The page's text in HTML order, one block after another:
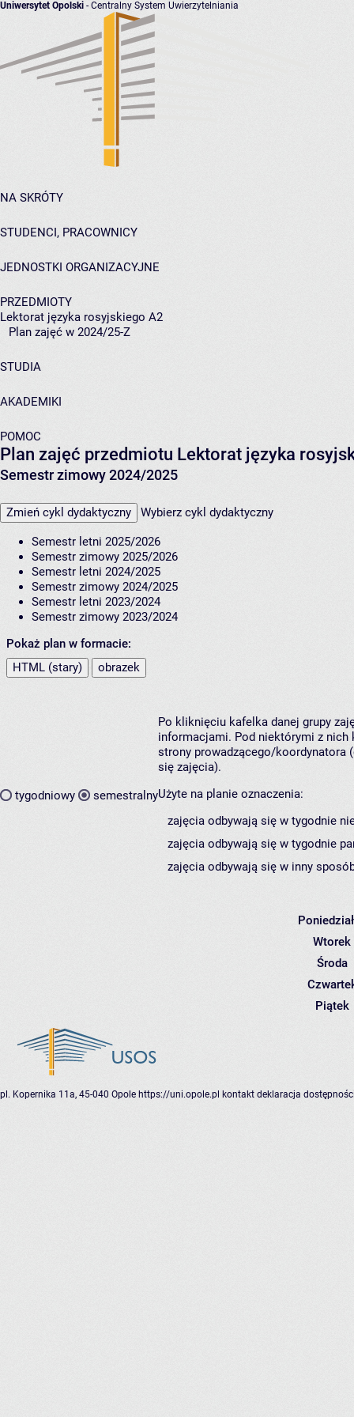
Uniwersytet Opolski - Centralny System Uwierzytelniania
NA SKRÓTY
STUDENCI, PRACOWNICY
JEDNOSTKI ORGANIZACYJNE
PRZEDMIOTY
Lektorat języka rosyjskiego A2
Plan zajęć w 2024/25-Z
STUDIA
AKADEMIKI
POMOC
Plan zajęć przedmiotu Lektorat języka
Semestr zimowy 2024/2025
Zmień cykl dydaktyczny Wybierz cykl dydaktyczny
Semestr letni 2025/2026
Semestr zimowy 2025/2026
Semestr letni 2024/2025
Semestr zimowy 2024/2025
Semestr letni 2023/2024
Semestr zimowy 2023/2024
Pokaż plan w formacie:
HTML (stary)
obrazek
tygodniowy semestralny
Po kliknięciu kafelka danej grupy
informacjami. Pod niektórymi z nich
strony prowadzącego/koordynatora
się zajęcia).
Użyte na planie oznaczenia:
zajęcia odbywają się w tygodnie
zajęcia odbywają się w tygodnie
zajęcia odbywają się w inny
Wtorek
Środa
Piątek
pl. Kopernika 11a, 45-040 Opole https://uni.opole.pl kontakt deklaracja